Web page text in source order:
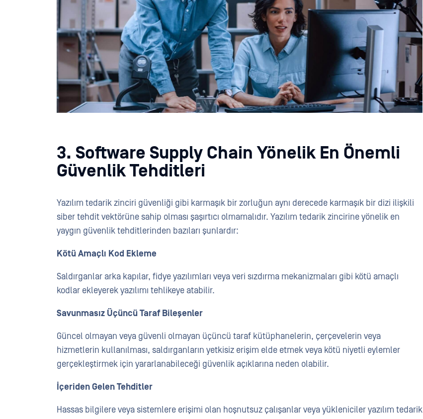
3. Software Supply Chain Yönelik En Önemli
Güvenlik Tehditleri
Yazılım tedarik zinciri güvenliği gibi karmaşık bir zorluğun aynı derecede karmaşık bir dizi ilişkili
siber tehdit vektörüne sahip olması şaşırtıcı olmamalıdır. Yazılım tedarik zincirine yönelik en
yaygın güvenlik tehditlerinden bazıları şunlardır:
Kötü Amaçlı Kod Ekleme
Saldırganlar arka kapılar, fidye yazılımları veya veri sızdırma mekanizmaları gibi kötü amaçlı
kodlar ekleyerek yazılımı tehlikeye atabilir.
Savunmasız Üçüncü Taraf Bileşenler
Güncel olmayan veya güvenli olmayan üçüncü taraf kütüphanelerin, çerçevelerin veya
hizmetlerin kullanılması, saldırganların yetkisiz erişim elde etmek veya kötü niyetli eylemler
gerçekleştirmek için yararlanabileceği güvenlik açıklarına neden olabilir.
İçeriden Gelen Tehditler
Hassas bilgilere veya sistemlere erişimi olan hoşnutsuz çalışanlar veya yükleniciler yazılım tedarik